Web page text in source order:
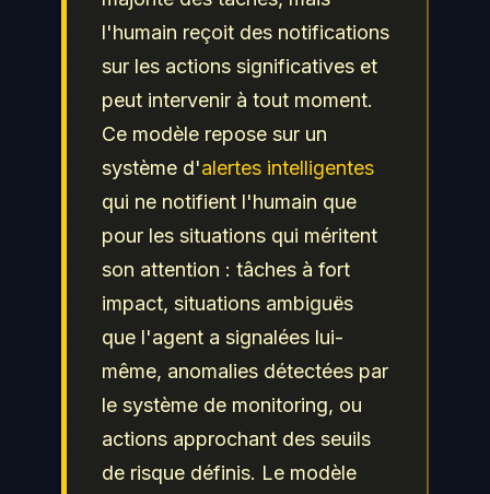
l'humain reçoit des notifications
sur les actions significatives et
peut intervenir à tout moment.
Ce modèle repose sur un
système d'alertes intelligentes
qui ne notifient l'humain que
pour les situations qui méritent
son attention : tâches à fort
impact, situations ambiguës
que l'agent a signalées lui-
même, anomalies détectées par
le système de monitoring, ou
actions approchant des seuils
de risque définis. Le modèle